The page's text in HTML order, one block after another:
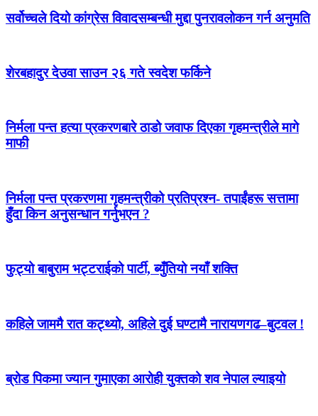
सर्वोच्चले दियो कांग्रेस विवादसम्बन्धी मुद्दा पुनरावलोकन गर्न अनुमति
शेरबहादुर देउवा साउन २६ गते स्वदेश फर्किने
निर्मला पन्त हत्या प्रकरणबारे ठाडो जवाफ दिएका गृहमन्त्रीले मागे
माफी
निर्मला पन्त प्रकरणमा गृहमन्त्रीको प्रतिप्रश्न- तपाईंहरू सत्तामा
हुँदा किन अनुसन्धान गर्नुभएन ?
फुट्यो बाबुराम भट्टराईको पार्टी, ब्युँतियो नयाँ शक्ति
कहिले जाममै रात कट्थ्यो, अहिले दुई घण्टामै नारायणगढ–बुटवल !
ब्रोड पिकमा ज्यान गुमाएका आरोही युक्तको शव नेपाल ल्याइयो